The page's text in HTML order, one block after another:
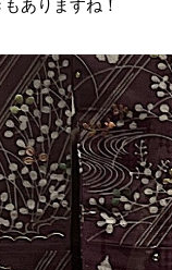
ありますね！